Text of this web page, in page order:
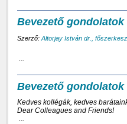
Bevezető gondolatok
Szerző: Altorjay István dr.,
...
Bevezető gondolatok
Kedves kollégák, kedves
Dear Colleagues and Friends!
...